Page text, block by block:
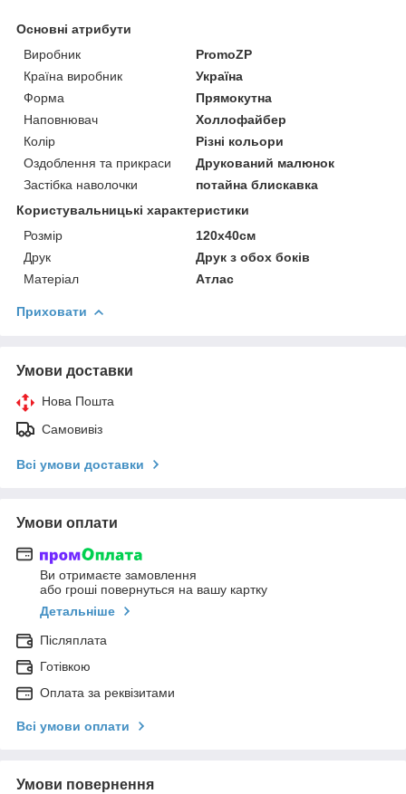
Основні атрибути
Виробник
PromoZP
Країна виробник
Україна
Форма
Прямокутна
Наповнювач
Холлофайбер
Колір
Різні кольори
Оздоблення та прикраси
Друкований малюнок
Застібка наволочки
потайна блискавка
Користувальницькі характеристики
Розмір
120х40см
Друк
Друк з обох боків
Матеріал
Атлас
Приховати
Умови доставки
Нова Пошта
Самовивіз
Всі умови доставки
Умови оплати
Ви отримаєте замовлення
або гроші повернуться на вашу картку
Детальніше
Післяплата
Готівкою
Оплата за реквізитами
Всі умови оплати
Умови повернення